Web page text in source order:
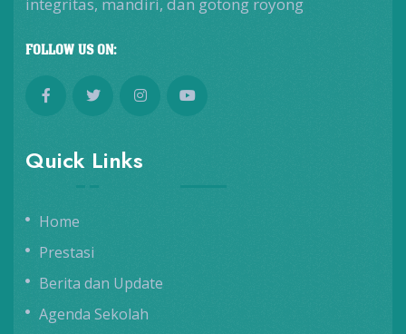
FOLLOW US ON:
Quick Links
Home
Prestasi
Berita dan Update
Agenda Sekolah